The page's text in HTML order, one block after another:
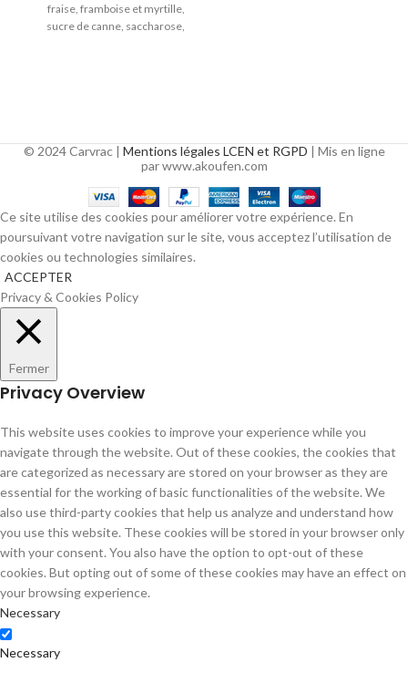
fraise, framboise et myrtille,
sucre de canne, saccharose,
© 2024 Carvrac | Mentions légales LCEN et RGPD | Mis en ligne
par www.akoufen.com
Ce site utilise des cookies pour améliorer votre expérience. En
poursuivant votre navigation sur le site, vous acceptez l’utilisation de
cookies ou technologies similaires.
ACCEPTER
Privacy & Cookies Policy
Fermer
Privacy Overview
This website uses cookies to improve your experience while you
navigate through the website. Out of these cookies, the cookies that
are categorized as necessary are stored on your browser as they are
essential for the working of basic functionalities of the website. We
also use third-party cookies that help us analyze and understand how
you use this website. These cookies will be stored in your browser only
with your consent. You also have the option to opt-out of these
cookies. But opting out of some of these cookies may have an effect on
your browsing experience.
Necessary
Necessary